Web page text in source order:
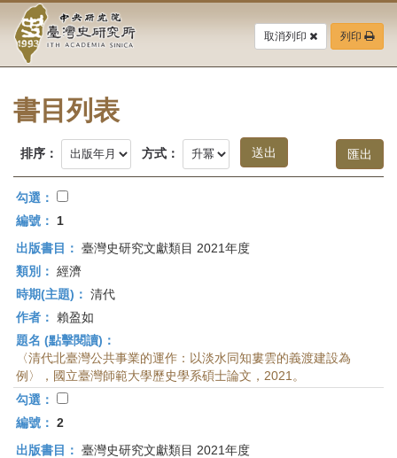
要
中
央
研
究
院-
臺
灣
史
研
究
所-
首
頁
取消列印 列印
書目列表
排序： 方式：
勾選：
編號：
1
出版書目： 臺灣史研究文獻類目 2021年度
類別： 經濟
時期(主題)： 清代
作者：
賴盈如
題名 (點擊閱讀)：
〈清代北臺灣公共事業的運作：以淡水同知婁雲的義渡建設為
例〉，國立臺灣師範大學歷史學系碩士論文，2021。
勾選：
編號： 2
出版書目： 臺灣史研究文獻類目 2021年度